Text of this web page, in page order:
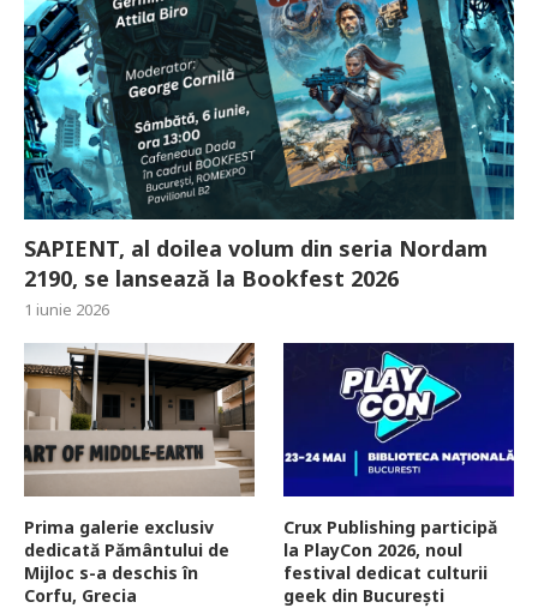
SAPIENT, al doilea volum din seria Nordam
2190, se lansează la Bookfest 2026
1 iunie 2026
Prima galerie exclusiv
dedicată Pământului de
Mijloc s-a deschis în
Corfu, Grecia
Crux Publishing participă
la PlayCon 2026, noul
festival dedicat culturii
geek din București